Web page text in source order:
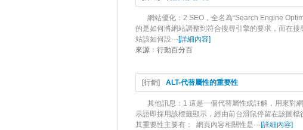
網站優化：2 SEO，全名為“Search Engine
的是如何將網站調整到符合搜尋引擎的要求，而在
站該如何設···[詳細內容]
來源： 行動百分百
[行銷] ALT-代替屬性的重要性
其他訊息：1 這是一個代替屬性或註解，用來對
示語即採用該標籤顯示，經由前台滑鼠停留在該圖
其重要性主要有： 網頁內容相關性是···[詳細內容]